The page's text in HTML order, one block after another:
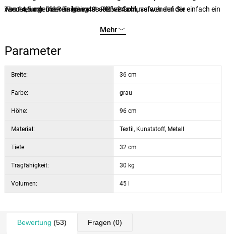
Tasche auch über ein kleineres Reißverschlussfach auf der
von 14,5 cm. Die Reinigung ist sehr einfach, verwenden Sie einfach ein
Abmessungen der Tasche: 49 x 32 x 24 cm.
Mehr
Parameter
Breite: 36 cm
Farbe: grau
Höhe: 96 cm
Material: Textil, Kunststoff, Metall
Tiefe: 32 cm
Tragfähigkeit: 30 kg
Volumen: 45 l
Bewertung (53) Fragen (0)